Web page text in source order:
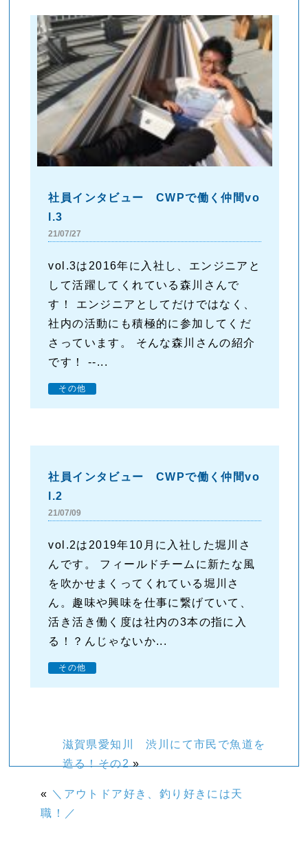
社員インタビュー CWPで働く仲間vo
l.3
21/07/27
vol.3は2016年に入社し、エンジニアと
して活躍してくれている森川さんで
す！ エンジニアとしてだけではなく、
社内の活動にも積極的に参加してくだ
さっています。 そんな森川さんの紹介
です！ --...
その他
社員インタビュー CWPで働く仲間vo
l.2
21/07/09
vol.2は2019年10月に入社した堀川さ
んです。 フィールドチームに新たな風
を吹かせまくってくれている堀川さ
ん。趣味や興味を仕事に繋げていて、
活き活き働く度は社内の3本の指に入
る！？んじゃないか...
その他
滋賀県愛知川 渋川にて市民で魚道を
造る！その2»
« ＼アウトドア好き、釣り好きには天
職！／